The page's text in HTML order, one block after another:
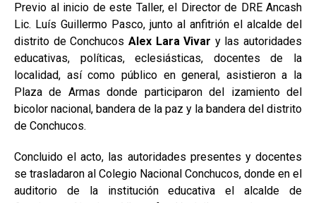
Previo al inicio de este Taller, el Director de DRE Ancash
Lic. Luís Guillermo Pasco, junto al anfitrión el alcalde del
distrito de Conchucos Alex Lara Vivar y las autoridades
educativas, políticas, eclesiásticas, docentes de la
localidad, así como público en general, asistieron a la
Plaza de Armas donde participaron del izamiento del
bicolor nacional, bandera de la paz y la bandera del distrito
de Conchucos.
Concluido el acto, las autoridades presentes y docentes
se trasladaron al Colegio Nacional Conchucos, donde en el
auditorio de la institución educativa el alcalde de